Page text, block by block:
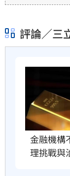
評論／三
金融機構
理挑戰與